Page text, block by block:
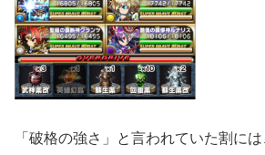
「破格の強さ」と言われていた割に